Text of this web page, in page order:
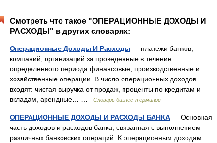
Смотреть что такое "ОПЕРАЦИОННЫЕ ДОХОДЫ И
РАСХОДЫ" в других словарях:
Операционные Доходы И Расходы — платежи банков,
компаний, организаций за проведенные в течение
определенного периода финансовые, производственные и
хозяйственные операции. В число операционных доходов
входят: чистая выручка от продаж, проценты по кредитам и
вкладам, арендные… …
Словарь бизнес-терминов
ОПЕРАЦИОННЫЕ ДОХОДЫ И РАСХОДЫ БАНКА — Основная
часть доходов и расходов банка, связанная с выполнением
различных банковских операций. К операционным доходам